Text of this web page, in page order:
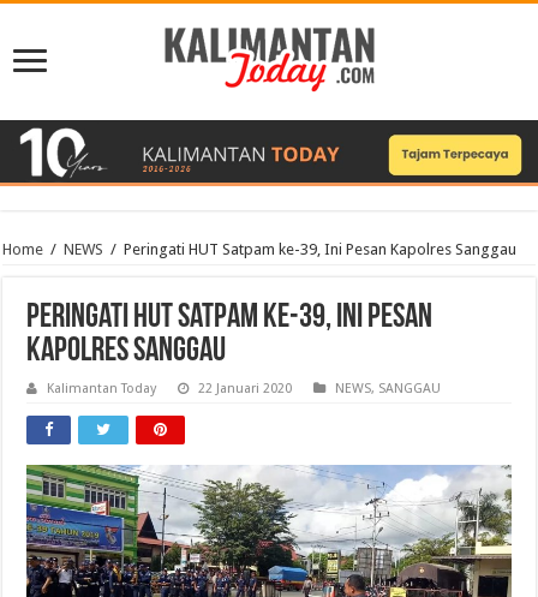
Home / NEWS / Peringati HUT Satpam ke-39, Ini Pesan Kapolres Sanggau
Peringati HUT Satpam ke-39, Ini Pesan
Kapolres Sanggau
Kalimantan Today 22 Januari 2020 NEWS, SANGGAU